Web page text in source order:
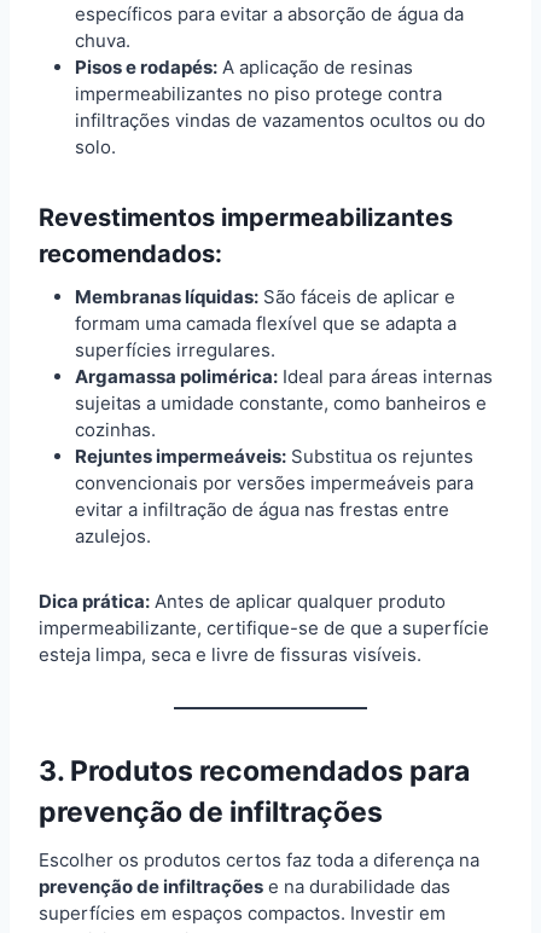
específicos para evitar a absorção de água da
chuva.
Pisos e rodapés: A aplicação de resinas
impermeabilizantes no piso protege contra
infiltrações vindas de vazamentos ocultos ou do
solo.
Revestimentos impermeabilizantes
recomendados:
Membranas líquidas: São fáceis de aplicar e
formam uma camada flexível que se adapta a
superfícies irregulares.
Argamassa polimérica: Ideal para áreas internas
sujeitas a umidade constante, como banheiros e
cozinhas.
Rejuntes impermeáveis: Substitua os rejuntes
convencionais por versões impermeáveis para
evitar a infiltração de água nas frestas entre
azulejos.
Dica prática: Antes de aplicar qualquer produto
impermeabilizante, certifique-se de que a superfície
esteja limpa, seca e livre de fissuras visíveis.
3. Produtos recomendados para
prevenção de infiltrações
Escolher os produtos certos faz toda a diferença na
prevenção de infiltrações e na durabilidade das
superfícies em espaços compactos. Investir em